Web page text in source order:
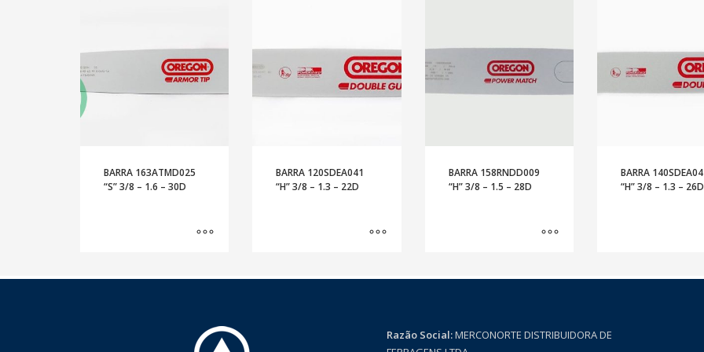
BARRA 163ATMD025
“S” 3/8 – 1.6 – 30D
BARRA 120SDEA041
“H” 3/8 – 1.3 – 22D
BARRA 158RNDD009
“H” 3/8 – 1.5 – 28D
BARRA
“H” 3/8 – 1.3 – 26D
Razão Social:MERCONORTE DISTRIBUIDORA DE